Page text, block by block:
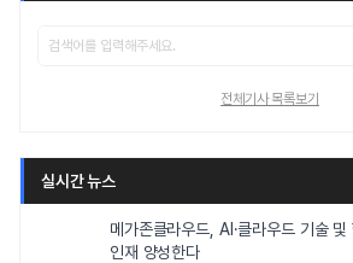
전체기사 목록보기
실시간 뉴스
메가존클라우드, AI·클라우드 기술
인재 양성한다